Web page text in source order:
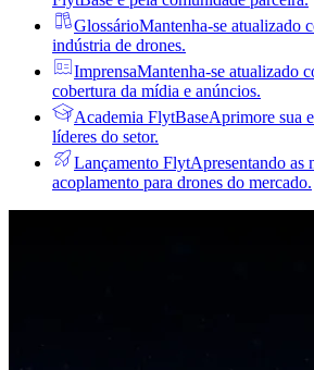
GlossárioMantenha-se atualizado
indústria de drones.
ImprensaMantenha-se atualizado
cobertura da mídia e anúncios.
Academia FlytBaseAprimore sua
líderes do setor.
Lançamento FlytApresentando as
acoplamento para drones do mercado.